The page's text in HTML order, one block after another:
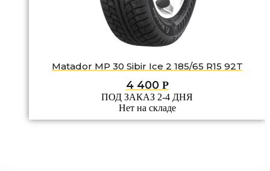
Matador MP 30 Sibir Ice 2 185/65 R15 92T
4 400 Р
ПОД ЗАКАЗ 2-4 ДНЯ
Нет на складе